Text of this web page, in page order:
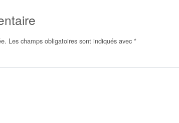
Les champs obligatoires sont indiqués avec *